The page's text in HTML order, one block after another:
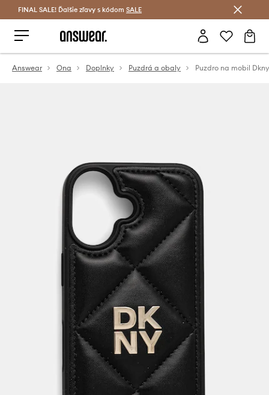
Šetrite s Answear Club >
FINAL SALE! Ďalšie zľavy s kódom SALE
Answear Ona Doplnky Puzdrá a obaly